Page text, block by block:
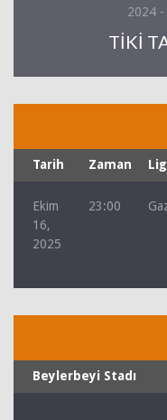
2024 -
TİKİ
Tarih Zaman Lig
Ekim
16,
2025
23:00
Beylerbeyi Stadı